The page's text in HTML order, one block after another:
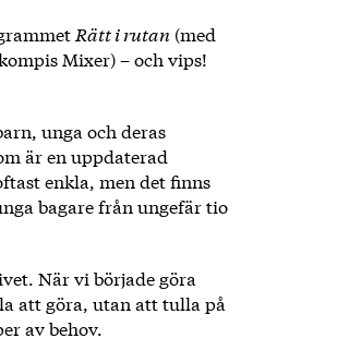
Rätt i rutan (med
Mixer) – och vips!
unga och deras
är en uppdaterad
enkla, men det finns
bagare från ungefär tio
När vi började göra
att göra, utan att tulla på
av behov.